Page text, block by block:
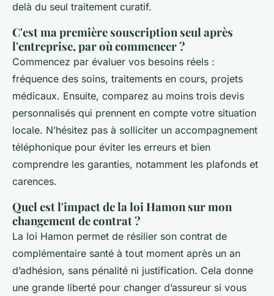
delà du seul traitement curatif.
C'est ma première souscription seul après
l'entreprise, par où commencer ?
Commencez par évaluer vos besoins réels :
fréquence des soins, traitements en cours, projets
médicaux. Ensuite, comparez au moins trois devis
personnalisés qui prennent en compte votre situation
locale. N’hésitez pas à solliciter un accompagnement
téléphonique pour éviter les erreurs et bien
comprendre les garanties, notamment les plafonds et
carences.
Quel est l'impact de la loi Hamon sur mon
changement de contrat ?
La loi Hamon permet de résilier son contrat de
complémentaire santé à tout moment après un an
d’adhésion, sans pénalité ni justification. Cela donne
une grande liberté pour changer d’assureur si vous